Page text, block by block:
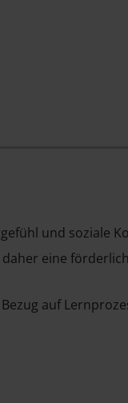
und soziale
eine
auf